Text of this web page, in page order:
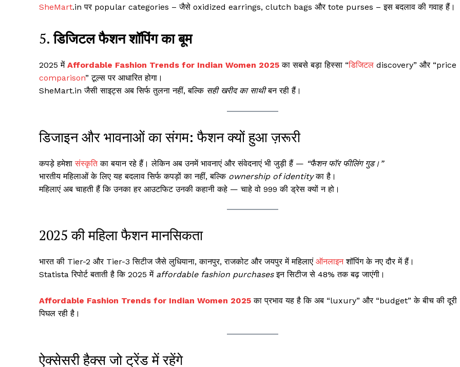
SheMart.in पर popular categories – जैसे oxidized earrings, clutch bags और tote purses – इस बदलाव की गवाह हैं।
5.डिजिटल फैशन शॉपिंग का बूम
2025 में Affordable Fashion Trends for Indian Women 2025 का सबसे बड़ा हिस्सा “डिजिटल discovery” और “price
comparison” टूल्स पर आधारित होगा।
SheMart.in जैसी साइट्स अब सिर्फ तुलना नहीं, बल्कि सही खरीद का साथीबन रही हैं।
डिजाइन और भावनाओं का संगम: फैशन क्यों हुआ ज़रूरी
कपड़े हमेशासंस्कृतिका बयान रहे हैं। लेकिन अब उनमें भावनाएं और संवेदनाएं भी जुड़ी हैं — “फैशन फॉर फीलिंग गुड।”
भारतीय महिलाओं के लिए यह बदलाव सिर्फ कपड़ों का नहीं, बल्कि ownership of identityका है।
महिलाएं अब चाहती हैं कि उनका हर आउटफिट उनकी कहानी कहे — चाहे वो ₹999 की ड्रेस क्यों न हो।
2025 की महिला फैशन मानसिकता
भारत की Tier-2 और Tier-3 सिटीज जैसे लुधियाना, कानपुर, राजकोट और जयपुर में महिलाएं ऑनलाइनशॉपिंग के नए दौर में हैं।
Statista रिपोर्ट बताती है कि 2025 में affordable fashion purchasesइन सिटीज से 48% तक बढ़ जाएंगी।
Affordable Fashion Trends for Indian Women 2025 का प्रभाव यह है कि अब “luxury” और “budget” के बीच की दूरी
पिघल रही है।
ऐक्सेसरी हैक्स जो ट्रेंड में रहेंगे